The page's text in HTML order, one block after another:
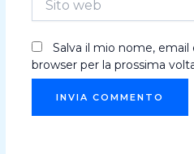
web
Salva il mio nome,
browser per la prossima